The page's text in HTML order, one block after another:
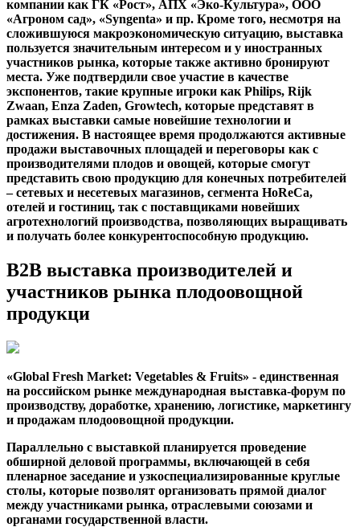
компании как ГК «Рост», АПХ «Эко-Культура», ООО
«Агроном сад», «Syngenta» и пр. Кроме того, несмотря на
сложившуюся макроэкономическую ситуацию, выставка
пользуется значительным интересом и у иностранных
участников рынка, которые также активно бронируют
места. Уже подтвердили свое участие в качестве
экспонентов, такие крупные игроки как Philips, Rijk
Zwaan, Enza Zaden, Growtech, которые представят в
рамках выставки самые новейшие технологии и
достижения. В настоящее время продолжаются активные
продажи выставочных площадей и переговоры как с
производителями плодов и овощей, которые смогут
представить свою продукцию для конечных потребителей
– сетевых и несетевых магазинов, сегмента HoReCa,
отелей и гостиниц, так с поставщиками новейших
агротехнологий производства, позволяющих выращивать
и получать более конкурентоспособную продукцию.
B2B выставка производителей и
участников рынка плодоовощной
продукци
«Global Fresh Market: Vegetables & Fruits» - единственная
на российском рынке международная выставка-форум по
производству, доработке, хранению, логистике, маркетингу
и продажам плодоовощной продукции.
Параллельно с выставкой планируется проведение
обширной деловой программы, включающей в себя
пленарное заседание и узкоспециализированные круглые
столы, которые позволят организовать прямой диалог
между участниками рынка, отраслевыми союзами и
органами государственной власти.